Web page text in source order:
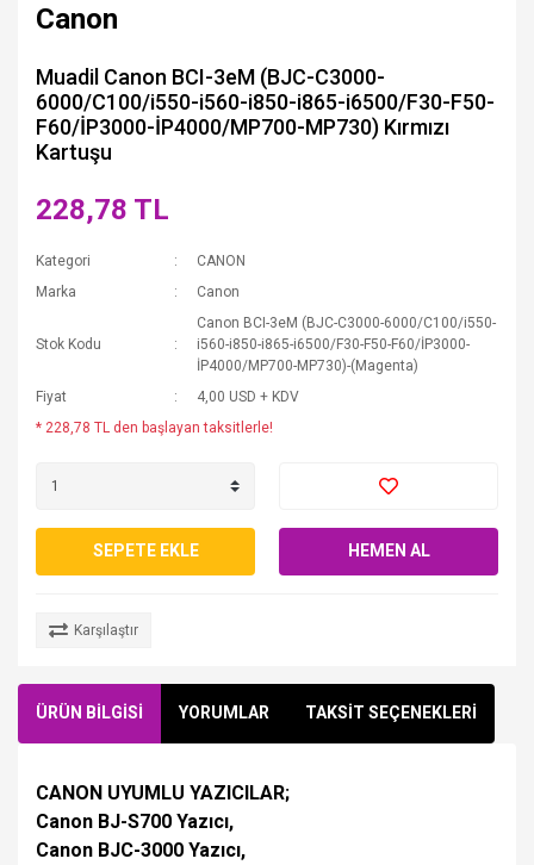
Canon
Muadil Canon BCI-3eM (BJC-C3000-
6000/C100/i550-i560-i850-i865-i6500/F30-F50-
F60/İP3000-İP4000/MP700-MP730) Kırmızı
Kartuşu
228,78 TL
Kategori
CANON
Marka
Canon
Stok Kodu
Canon BCI-3eM (BJC-C3000-6000/C100/i550-
i560-i850-i865-i6500/F30-F50-F60/İP3000-
İP4000/MP700-MP730)-(Magenta)
Fiyat
4,00 USD + KDV
* 228,78 TL den başlayan taksitlerle!
SEPETE EKLE HEMEN AL
Karşılaştır
ÜRÜN BİLGİSİ YORUMLAR TAKSİT SEÇENEKLERİ
CANON UYUMLU YAZICILAR;
Canon BJ-S700 Yazıcı,
Canon BJC-3000 Yazıcı,